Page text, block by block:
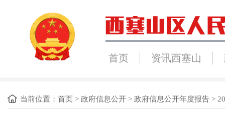
首页 资讯西塞山
当前位置： 首页 > 政府信息公开 > 政府信息公开年度报告 >